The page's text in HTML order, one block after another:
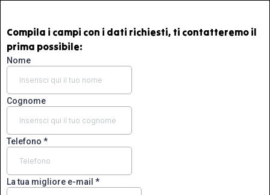
Compila i campi con i dati richiesti, ti contatteremo il
prima possibile:
Nome
Cognome
Telefono *
La tua migliore e-mail *